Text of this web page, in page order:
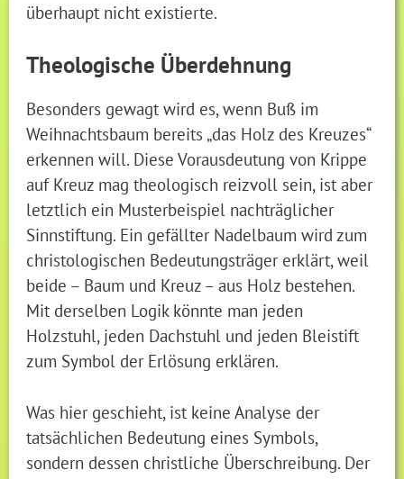
überhaupt nicht existierte.
Theologische Überdehnung
Besonders gewagt wird es, wenn Buß im
Weihnachtsbaum bereits „das Holz des Kreuzes“
erkennen will. Diese Vorausdeutung von Krippe
auf Kreuz mag theologisch reizvoll sein, ist aber
letztlich ein Musterbeispiel nachträglicher
Sinnstiftung. Ein gefällter Nadelbaum wird zum
christologischen Bedeutungsträger erklärt, weil
beide – Baum und Kreuz – aus Holz bestehen.
Mit derselben Logik könnte man jeden
Holzstuhl, jeden Dachstuhl und jeden Bleistift
zum Symbol der Erlösung erklären.
Was hier geschieht, ist keine Analyse der
tatsächlichen Bedeutung eines Symbols,
sondern dessen christliche Überschreibung. Der